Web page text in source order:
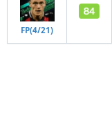
FP(4/21)